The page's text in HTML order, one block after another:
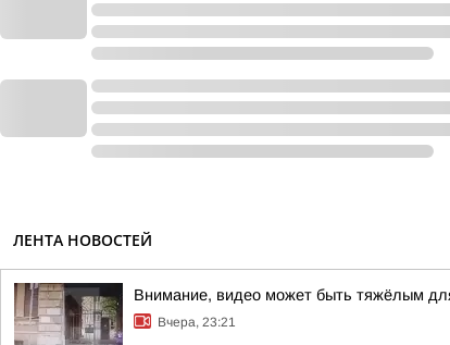
ЛЕНТА НОВОСТЕЙ
Внимание, видео может быть тяжёлым
Вчера, 23:21